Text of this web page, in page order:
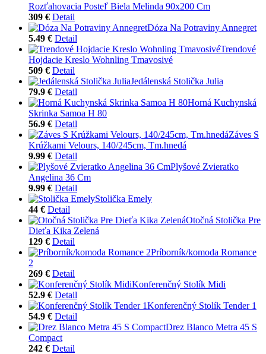
Rozťahovacia Posteľ Biela Melinda 90x200 Cm
309 € Detail
Dóza Na Potraviny Annegret
5.49 € Detail
Trendové
Hojdacie Kreslo Wohnling Tmavosivé
509 € Detail
Jedálenská Stolička Julia
79.9 € Detail
Horná Kuchynská
Skrinka Samoa H 80
56.9 € Detail
Záves S
Krúžkami Velours, 140/245cm, Tm.hnedá
9.99 € Detail
Plyšové Zvieratko
Angelina 36 Cm
9.99 € Detail
Stolička Emely
44 € Detail
Otočná Stolička Pre
Dieťa Kika Zelená
129 € Detail
Príborník/komoda Romance
2
269 € Detail
Konferenčný Stolík Midi
52.9 € Detail
Konferenčný Stolík Tender 1
54.9 € Detail
Drez Blanco Metra 45 S
Compact
242 € Detail